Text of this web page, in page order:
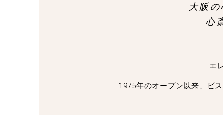
大阪
心
エ
1975年のオープン以来、ビ